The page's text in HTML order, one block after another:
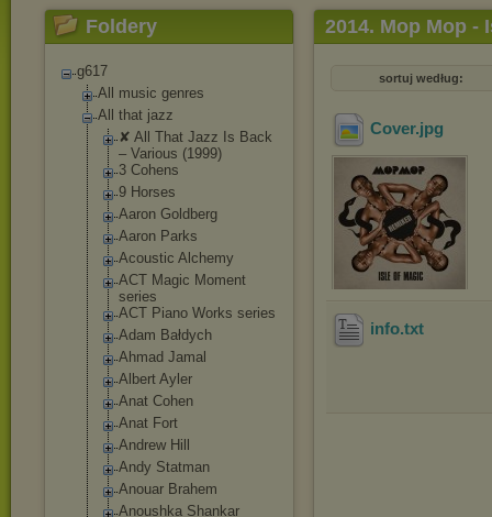
Foldery
g617
All music genres
All that jazz
✘ All That Jazz Is Back
‎– Various (1999)
3 Cohens
9 Horses
Aaron Goldberg
Aaron Parks
Acoustic Alchemy
ACT Magic Moment
series
ACT Piano Works series
Adam Bałdych
Ahmad Jamal
Albert Ayler
Anat Cohen
Anat Fort
Andrew Hill
Andy Statman
Anouar Brahem
Anoushka Shankar
2014. Mop Mop -
sortuj według:
Cover.jpg
info.txt